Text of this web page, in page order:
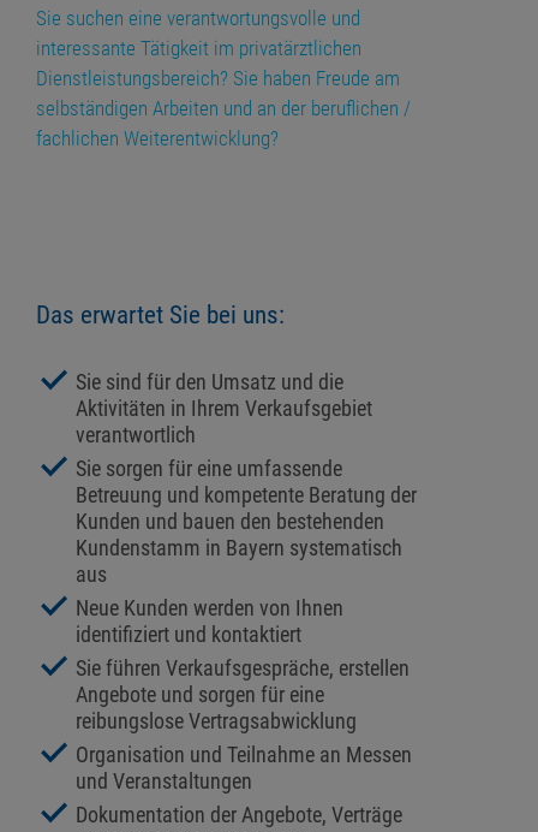
Sie suchen eine verantwortungsvolle und
interessante Tätigkeit im privatärztlichen
Dienstleistungsbereich? Sie haben Freude am
selbständigen Arbeiten und an der beruflichen /
fachlichen Weiterentwicklung?
Das erwartet Sie bei uns:
Sie sind für den Umsatz und die
Aktivitäten in Ihrem Verkaufsgebiet
verantwortlich
Sie sorgen für eine umfassende
Betreuung und kompetente Beratung der
Kunden und bauen den bestehenden
Kundenstamm in Bayern systematisch
aus
Neue Kunden werden von Ihnen
identifiziert und kontaktiert
Sie führen Verkaufsgespräche, erstellen
Angebote und sorgen für eine
reibungslose Vertragsabwicklung
Organisation und Teilnahme an Messen
und Veranstaltungen
Dokumentation der Angebote, Verträge